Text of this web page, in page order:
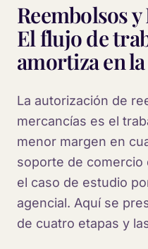
Reembolsos
El flujo de
amortiza en
La autorización de
mercancías es el
menor margen en
soporte de comercio
el caso de estudio
agencial. Aquí se
de cuatro etapas y